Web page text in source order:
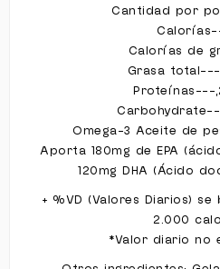
Cantidad por
Calorías de
Grasa total---
Proteínas---
Omega-3 Aceite de
Aporta 180mg de EPA
120mg DHA (Ácido
+ %VD (Valores Diarios)
2.000
*Valor diario no